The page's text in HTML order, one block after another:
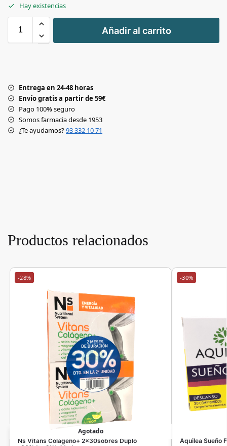
Hay existencias
+
-
Añadir al carrito
Entrega en 24-48 horas
Envío gratis a partir de 59€
Pago 100% seguro
Somos farmacia desde 1953
¿Te ayudamos?93 332 10 71
Productos relacionados
-28%
Agotado
Ns Vitans Colageno+ 2x30sobres Duplo
-30%
Aquilea Sueño